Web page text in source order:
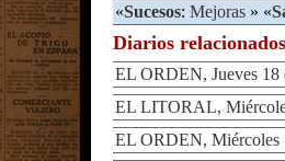
«Sucesos: Mejoras » «
Diarios relacionados
EL ORDEN, Jueves 18
EL LITORAL,
EL ORDEN, Miércoles